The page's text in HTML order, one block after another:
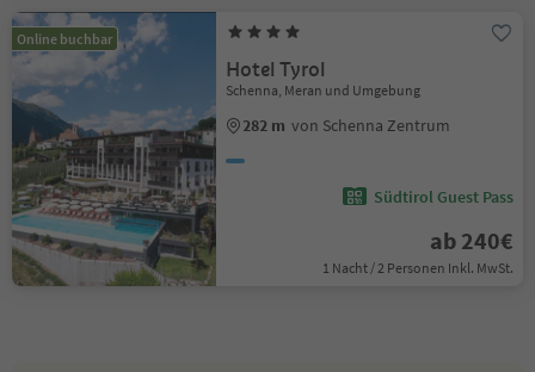
Online buchbar
Hotel Tyrol
Schenna, Meran und Umgebung
282 m von Schenna Zentrum
Südtirol Guest Pass
ab 240€
1 Nacht / 2 Personen Inkl. MwSt.